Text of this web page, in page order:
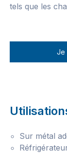
tels que les
Je
Sur métal